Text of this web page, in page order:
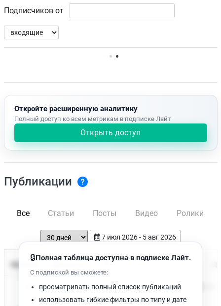
Подписчиков от
Нет доступных упоминаний.
Откройте расширенную аналитику
Полный доступ ко всем метрикам в подписке Лайт
Открыть доступ
Публикации
Все Статьи Посты Видео Ролики
7 июл 2026 - 5 авг 2026
Время чтения
Нет доступных публикаций. Попробуйте изменить фильтр.
🔒Полная таблица доступна в подписке Лайт.
С подпиской вы сможете:
просматривать полный список публикаций
использовать гибкие фильтры по типу и дате